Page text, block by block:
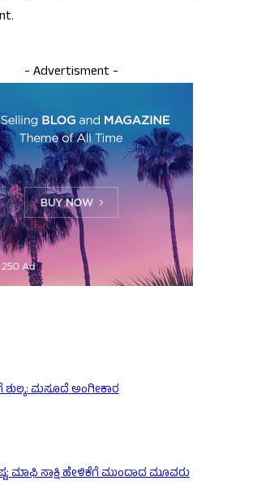
- Advertisment -
ಮಸೂದೆ ಅಂಗೀಕಾರ
ಮಾಫಿ ಸಾಕ್ಷಿ ಹೇಳಿಕೆಗೆ ಮುಂದಾದ ಮೂವರು